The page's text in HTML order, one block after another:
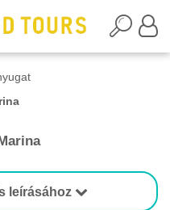
leírásához